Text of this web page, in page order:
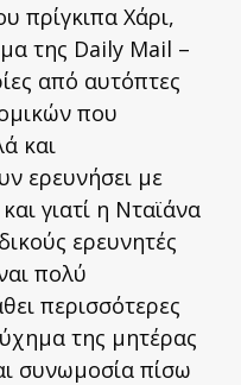
πρίγκιπα Χάρι,
της Daily Mail –
από αυτόπτες
που
και
ερευνήσει με
γιατί η Νταϊάνα
ερευνητές
πολύ
περισσότερες
της μητέρας
συνωμοσία πίσω